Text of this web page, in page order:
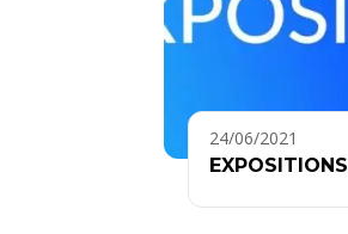
24/06/2021
EXPOSITIONS